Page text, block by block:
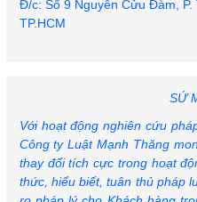
Đ/c: Số 9 Nguyễn Cửu Đàm, P.
TP.HCM
SỨ
Với hoạt động nghiên cứu
Công ty Luật Mạnh Thăng
thay đổi tích cực trong hoạt
thức, hiểu biết, tuân thủ pháp
nhà ở TP.HCM
Hai cha con lãnh án
TikToker Tàng